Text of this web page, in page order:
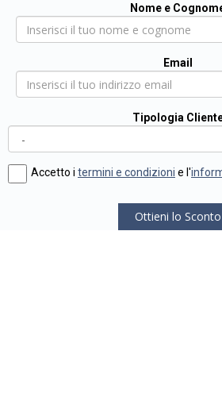
Nome e
Email
Tipologia
Accetto i termini e condizioni e l'
Ottieni lo Sconto